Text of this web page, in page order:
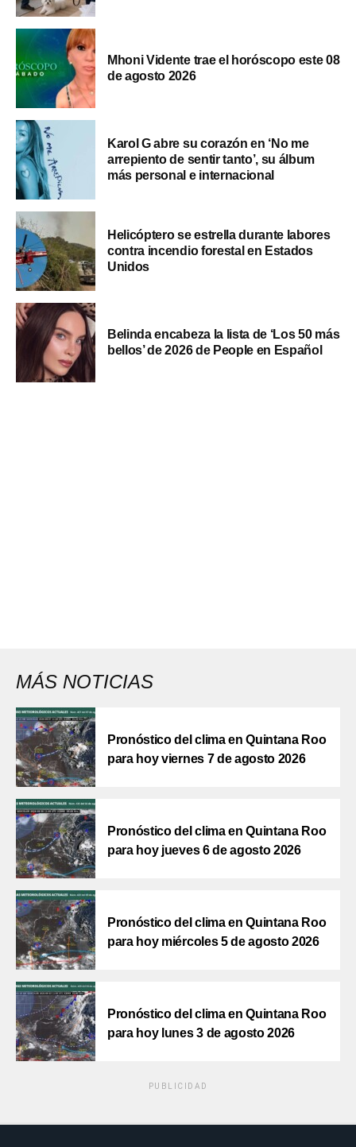
Mhoni Vidente trae el horóscopo este 08
de agosto 2026
Karol G abre su corazón en ‘No me
arrepiento de sentir tanto’, su álbum
más personal e internacional
Helicóptero se estrella durante labores
contra incendio forestal en Estados
Unidos
Belinda encabeza la lista de ‘Los 50 más
bellos’ de 2026 de People en Español
MÁS NOTICIAS
Pronóstico del clima en Quintana Roo
para hoy viernes 7 de agosto 2026
Pronóstico del clima en Quintana Roo
para hoy jueves 6 de agosto 2026
Pronóstico del clima en Quintana Roo
para hoy miércoles 5 de agosto 2026
Pronóstico del clima en Quintana Roo
para hoy lunes 3 de agosto 2026
PUBLICIDAD